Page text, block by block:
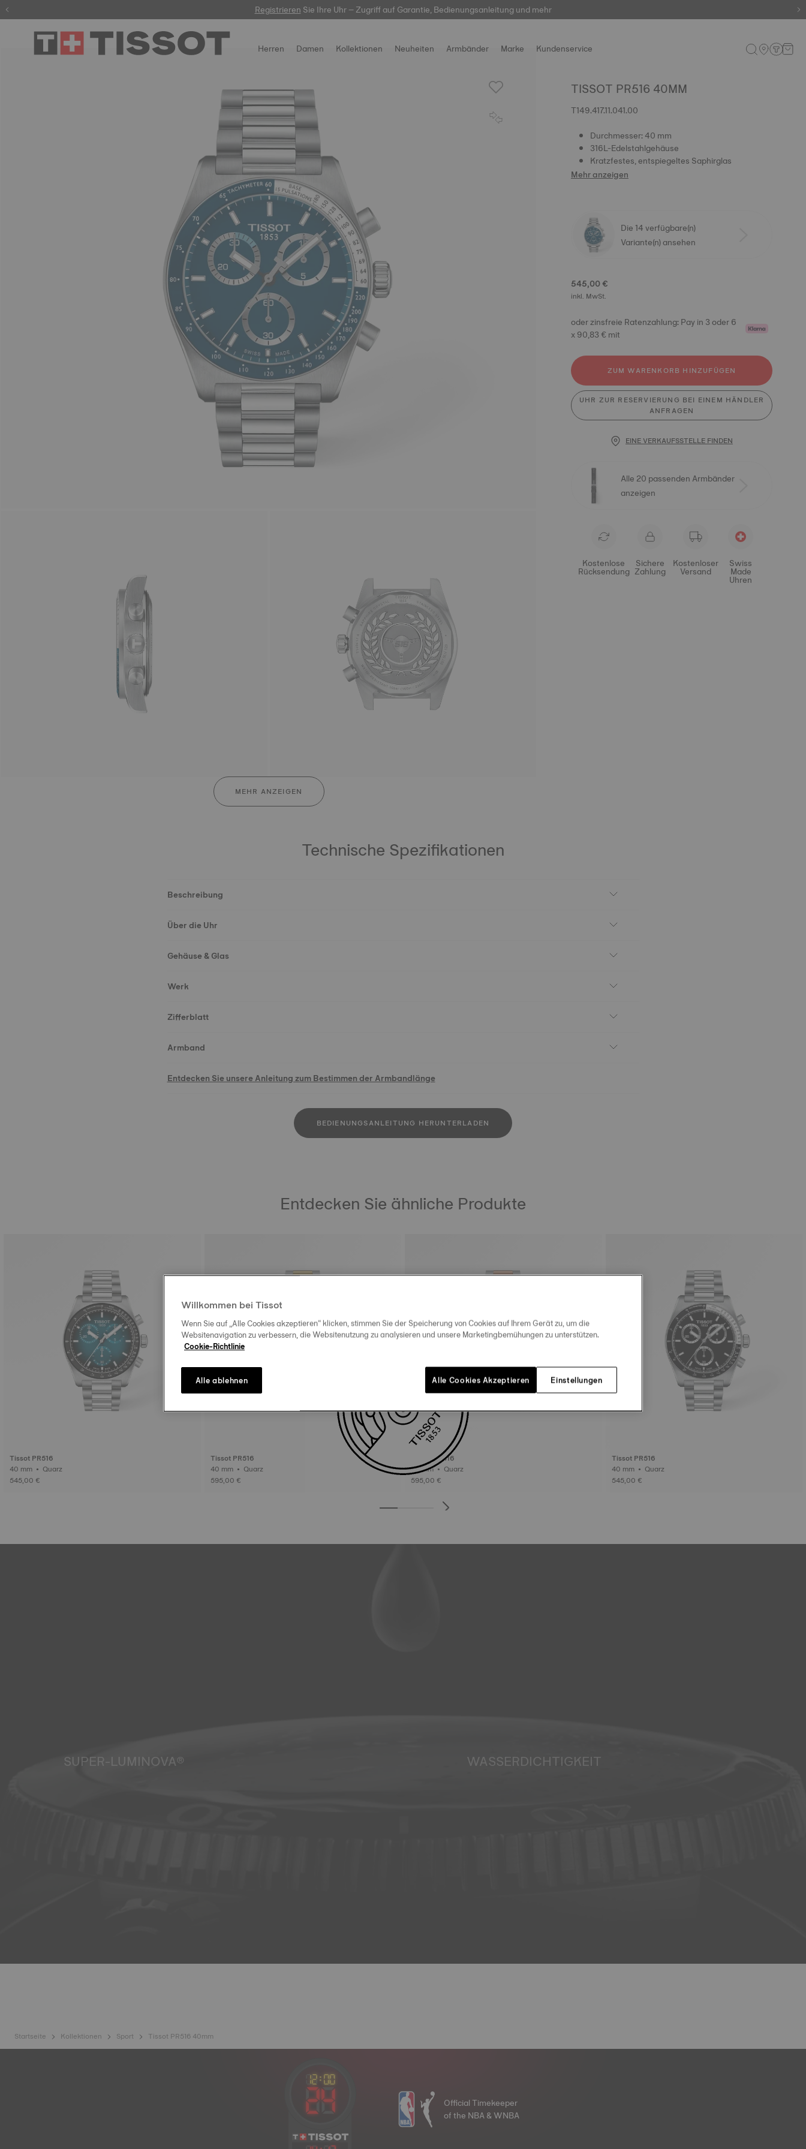
Gravur-Service:hier gravierbare Uhren entdecken. Erschaffen Sie etwas Einzigartiges!
RegistrierenSie Ihre Uhr – Zugriff auf Garantie, Bedienungsanleitung und mehr
Herren Damen Kollektionen Neuheiten Armbänder Marke Kundenservice
MEHR ANZEIGEN
TISSOT PR516 40MM
T149.417.11.041.00
Durchmesser: 40 mm
316L-Edelstahlgehäuse
Kratzfestes, entspiegeltes Saphirglas
Mehr anzeigen
Die 14 verfügbare(n)
Variante(n) ansehen
545,00 €
inkl. MwSt.
oder zinsfreie Ratenzahlung: Pay in 3 oder 6
x 90,83 € mit
ZUM WARENKORB HINZUFÜGEN
UHR ZUR RESERVIERUNG BEI EINEM HÄNDLER
ANFRAGEN
EINE VERKAUFSSTELLE FINDEN
Alle 20 passenden Armbänder
anzeigen
Kostenlose
Rücksendung
Sichere
Zahlung
Kostenloser
Versand
Swiss
Made
Uhren
Technische Spezifikationen
Beschreibung
Über die Uhr
Gehäuse & Glas
Werk
Zifferblatt
Armband
Entdecken Sie unsere Anleitung zum Bestimmen der Armbandlänge
BEDIENUNGSANLEITUNG HERUNTERLADEN
Entdecken Sie ähnliche Produkte
Tissot PR516
40 mm • Quarz
545,00 €
Tissot PR516
40 mm • Quarz
595,00 €
Tissot PR516
40 mm • Quarz
595,00 €
Tissot PR516
40 mm • Quarz
545,00 €
SUPER-LUMINOVA® WASSERDICHTIGKEIT
Startseite Kollektionen Sport Tissot PR516 40mm
Official Timekeeper
of the NBA & WNBA
Willkommen bei Tissot
Wenn Sie auf „Alle Cookies akzeptieren“ klicken, stimmen Sie der Speicherung von Cookies auf Ihrem Gerät zu, um die
Websitenavigation zu verbessern, die Websitenutzung zu analysieren und unsere Marketingbemühungen zu unterstützen.
Cookie-Richtlinie
Einstellungen
Alle ablehnen Alle Cookies Akzeptieren